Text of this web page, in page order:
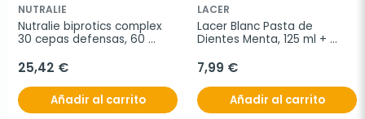
NUTRALIE
Nutralie biprotics complex
30 cepas defensas, 60
25,42 €
Añadir al carrito
LACER
Lacer Blanc Pasta de
Dientes Menta, 125 ml +
7,99 €
Añadir al carrito